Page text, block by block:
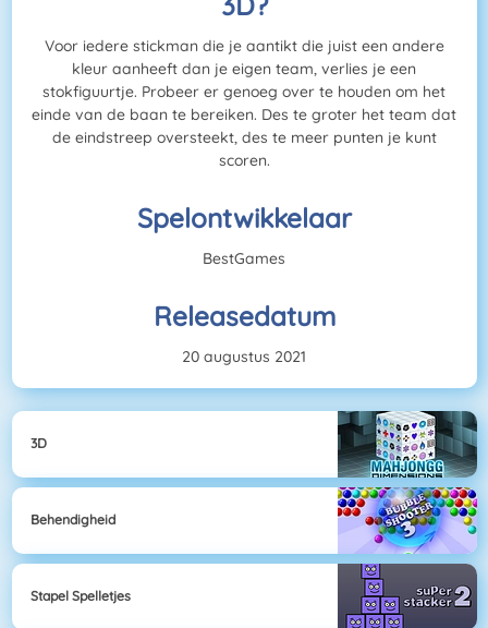
Voor iedere stickman die je aantikt die juist een andere
kleur aanheeft dan je eigen team, verlies je een
stokfiguurtje. Probeer er genoeg over te houden om het
einde van de baan te bereiken. Des te groter het team dat
de eindstreep oversteekt, des te meer punten je kunt
scoren.
Spelontwikkelaar
BestGames
Releasedatum
20 augustus 2021
3D
Behendigheid
Stapel Spelletjes